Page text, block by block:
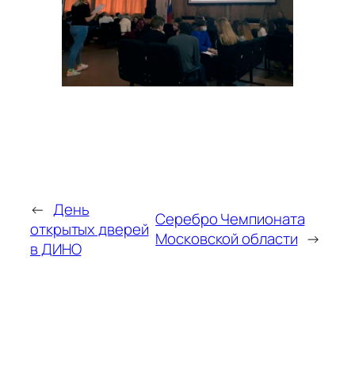
← День
открытых дверей
в ДИНО
Серебро Чемпионата
Московской области →